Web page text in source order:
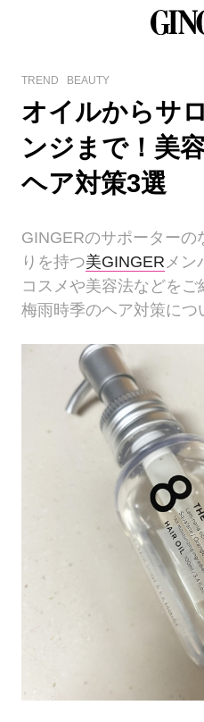
TREND BEAUTY
オイルからサ
ンジまで！美
ヘア対策3選
GINGERのサポーターの
りを持つ美GINGER メン
コスメや美容法などを
梅雨時季のヘア対策につ